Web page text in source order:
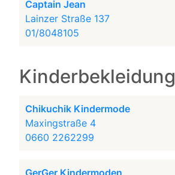
Captain Jean
Lainzer Straße 137
01/8048105
Kinderbekleidung
Chikuchik Kindermode
Maxingstraße 4
0660 2262299
GerGer Kindermoden